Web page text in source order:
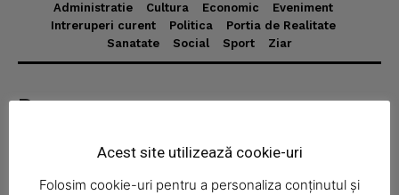
News Week
Magazine PRO
Administratie Cultura Economic
Eveniment
Intreruperi curent
Politica
Portia de Realitate
Sanatate
Social Sport Ziar
Despre
disponibil în format fizic și online. Știri actuale, informații
Acest site utilizează cookie-uri
Folosim cookie-uri pentru a personaliza conținutul și